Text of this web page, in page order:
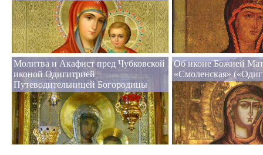
Молитва и Акафист пред Чубковской
иконой Одигитрией
Путеводительницей Богородицы
Об иконе Божией
«Смоленская»